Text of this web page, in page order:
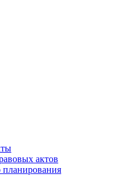
актов
планирования